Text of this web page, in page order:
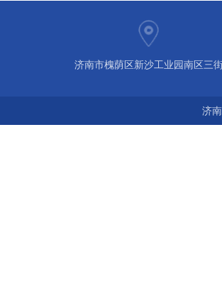
济南市槐荫区新沙工业园南区三
济